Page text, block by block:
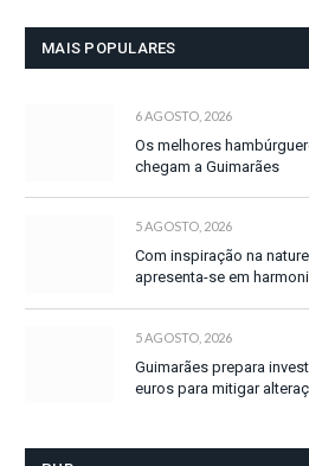
MAIS POPULARES
6 AGOSTO, 2026
Os melhores
chegam a Guimarães
5 AGOSTO, 2026
Com inspiração na
apresenta-se em
5 AGOSTO, 2026
Guimarães prepara
euros para mitigar